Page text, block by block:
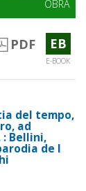
OBRA
PDF EB
E-BOOK
del tempo,
ad
Bellini,
de I